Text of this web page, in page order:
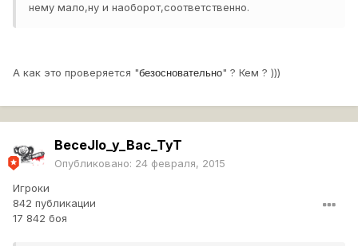
нему мало,ну и наоборот,соответственно.
А как это проверяется "безосновательно" ? Кем ? )))
BeceJIo_y_Bac_TyT
Опубликовано: 24 февраля, 2015
Игроки
842 публикации
17 842 боя